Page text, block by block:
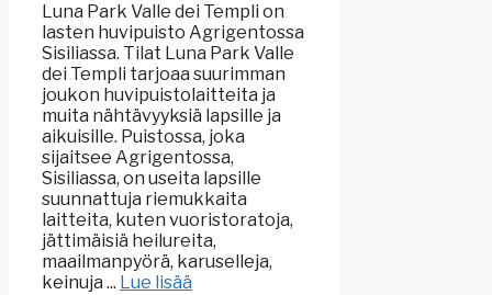
Luna Park Valle dei Templi on
lasten huvipuisto Agrigentossa
Sisiliassa. Tilat Luna Park Valle
dei Templi tarjoaa suurimman
joukon huvipuistolaitteita ja
muita nähtävyyksiä lapsille ja
aikuisille. Puistossa, joka
sijaitsee Agrigentossa,
Sisiliassa, on useita lapsille
suunnattuja riemukkaita
laitteita, kuten vuoristoratoja,
jättimäisiä heilureita,
maailmanpyörä, karuselleja,
keinuja ... Lue lisää